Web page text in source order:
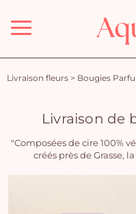
Menu
Livraison fleurs > Bougies
Livraison de
"Composées de cire 100%
créés près de Grasse,